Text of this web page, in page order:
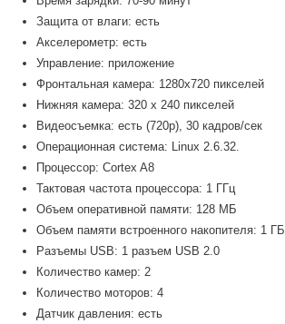
Защита от влаги: есть
Акселерометр: есть
Управление: приложение
Фронтальная камера: 1280x720 пикселей
Нижняя камера: 320 x 240 пикселей
Видеосъемка: есть (720p), 30 кадров/сек
Операционная система: Linux 2.6.32.
Процессор: Cortex A8
Тактовая частота процессора: 1 ГГц
Объем оперативной памяти: 128 МБ
Объем памяти встроенного накопителя: 1 ГБ
Разъемы USB: 1 разъем USB 2.0
Количество камер: 2
Количество моторов: 4
Датчик давления: есть